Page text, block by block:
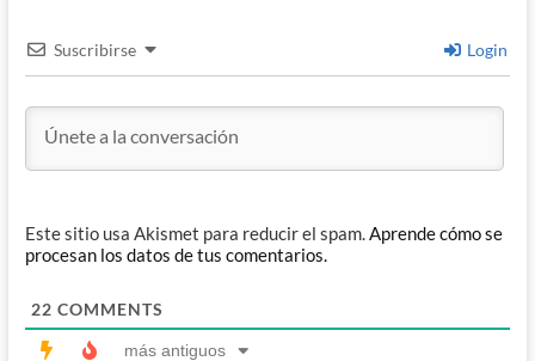
Suscribirse Login
Este sitio usa Akismet para reducir el spam.Aprende cómo se
procesan los datos de tus comentarios.
22 COMMENTS
más antiguos